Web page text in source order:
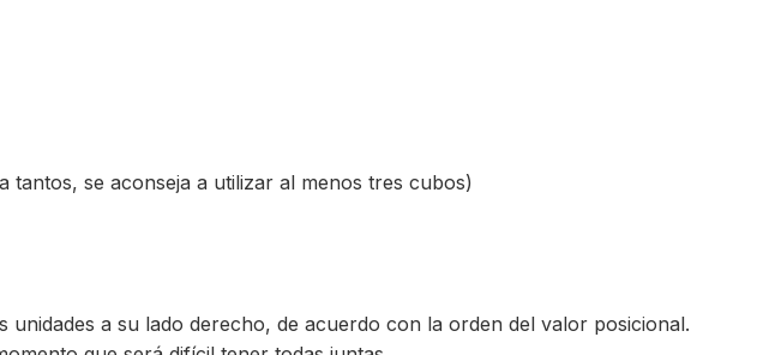
se aconseja a utilizar al menos tres cubos)
a su lado derecho, de acuerdo con la orden del valor posicional.